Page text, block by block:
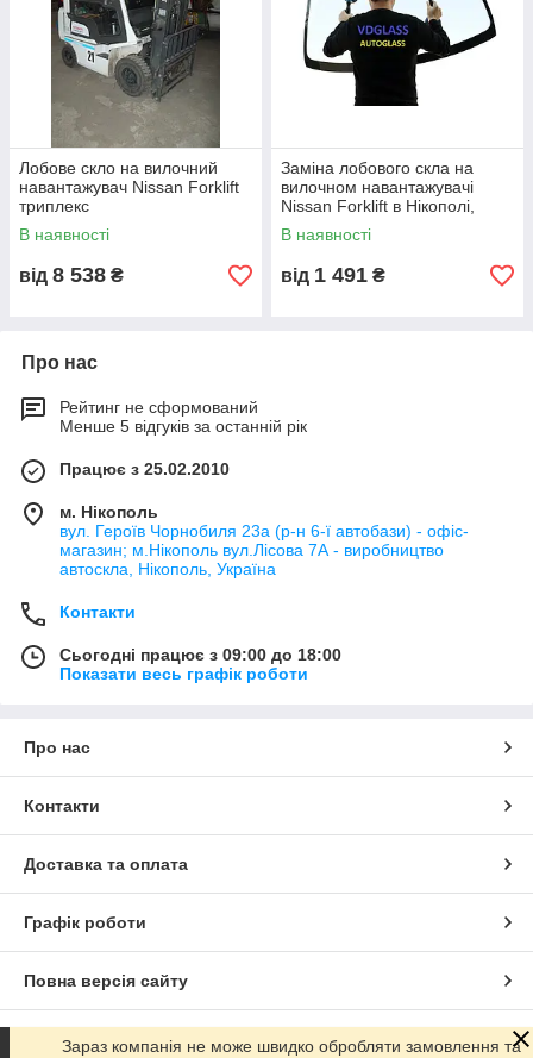
Лобове скло на вилочний
навантажувач Nissan Forklift
триплекс
В наявності
від 8 538 ₴
Заміна лобового скла на
вилочном навантажувачі
Nissan Forklift в Нікополі,
Києві, Дніпрі
В наявності
від 1 491 ₴
Про нас
Рейтинг не сформований
Менше 5 відгуків за останній рік
Працює з 25.02.2010
м. Нікополь
вул. Героїв Чорнобиля 23а (р-н 6-ї автобази) - офіс-
магазин; м.Нікополь вул.Лісова 7А - виробництво
автоскла, Нікополь, Україна
Контакти
Сьогодні працює з 09:00 до 18:00
Показати весь графік роботи
Про нас
Контакти
Доставка та оплата
Графік роботи
Повна версія сайту
Сайт створено на маркетплейсі Prom.ua
Зараз компанія не може швидко обробляти замовлення та